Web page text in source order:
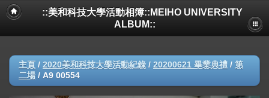
::美和科技大學活動相簿::MEIHO UNIVERSITY
ALBUM::
主頁 / 2020美和科技大學活動紀錄 / 20200621 畢業典禮 / 第
二場 / A9 00554